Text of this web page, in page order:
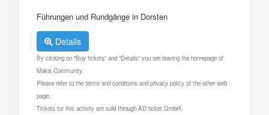
Führungen und Rundgänge in Dorsten
Details
By clicking on "Buy tickets" and "Details" you are leaving the homepage of
Makis Community.
Please refer to the terms and conditions and privacy policy of the other web
page.
Tickets for this activity are sold through AD ticket GmbH.